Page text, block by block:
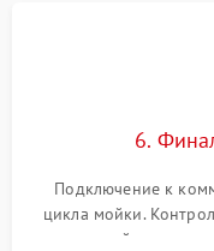
6.
Подключение к
цикла мойки.
до нужной